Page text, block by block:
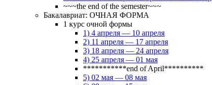
~~~the end of the semester~~~
Бакалавриат: ОЧНАЯ ФОРМА
1 курс очной формы
1) 4 апреля — 10 апреля
2) 11 апреля — 17 апреля
3) 18 апреля — 24 апреля
4) 25 апреля — 01 мая
***********end of April**********
5) 02 мая — 08 мая